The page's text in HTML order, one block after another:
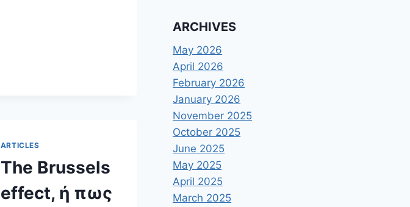
ARTICLES
The Brussels
effect, ή πως
ARCHIVES
May 2026
April 2026
February 2026
January 2026
November 2025
October 2025
June 2025
May 2025
April 2025
March 2025